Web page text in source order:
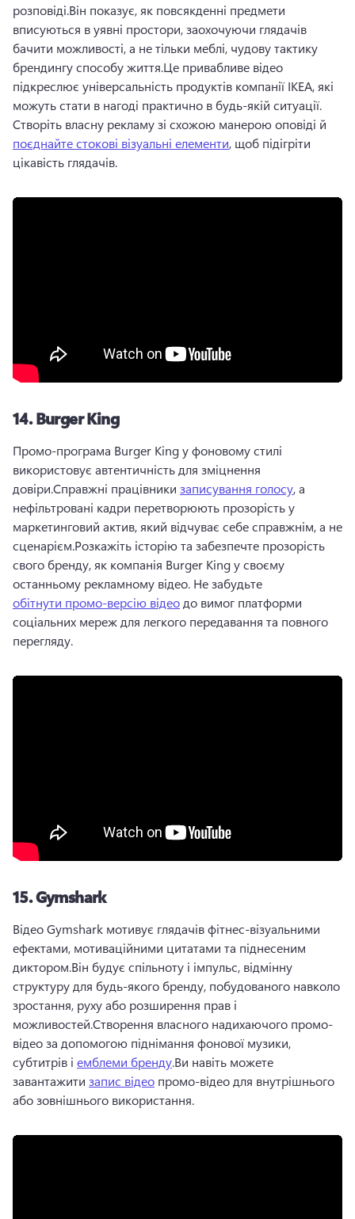
розповіді.Він показує, як повсякденні предмети
вписуються в уявні простори, заохочуючи глядачів
бачити можливості, а не тільки меблі, чудову тактику
брендингу способу життя.Це привабливе відео
підкреслює універсальність продуктів компанії IKEA, які
Створіть власну рекламу зі схожою манерою оповіді й
поєднайте стокові візуальні елементи, щоб підігріти
цікавість глядачів.
14.Burger King
Промо-програма Burger King у фоновому стилі
використовує автентичність для зміцнення
довіри.Справжні працівники записування голосу, а
нефільтровані кадри перетворюють прозорість у
маркетинговий актив, який відчуває себе справжнім, а не
сценарієм.Розкажіть історію та забезпечте прозорість
свого бренду, як компанія Burger King у своєму
останньому рекламному відео. Не забудьте
обітнути промо-версію відео до вимог платформи
соціальних мереж для легкого передавання та повного
перегляду.
15.Gymshark
Відео Gymshark мотивує глядачів фітнес-візуальними
ефектами, мотиваційними цитатами та піднесеним
диктором.Він будує спільноту і імпульс, відмінну
структуру для будь-якого бренду, побудованого навколо
зростання, руху або розширення прав і
можливостей.Створення власного надихаючого промо-
відео за допомогою піднімання фонової музики,
субтитрів і емблеми бренду.Ви навіть можете
завантажити запис відео промо-відео для внутрішнього
або зовнішнього використання.